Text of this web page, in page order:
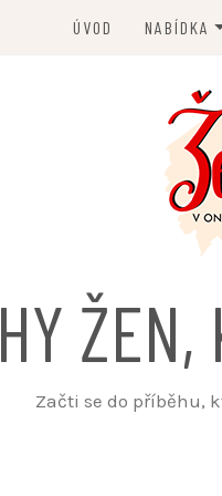
ÚVOD NABÍDKA
Začti se do příběhu,